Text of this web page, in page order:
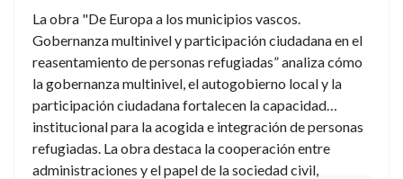
La obra "De Europa a los municipios vascos.
Gobernanza multinivel y participación ciudadana en el
reasentamiento de personas refugiadas” analiza cómo
la gobernanza multinivel, el autogobierno local y la
participación ciudadana fortalecen la capacidad
institucional para la acogida e integración de personas
refugiadas. La obra destaca la cooperación entre
administraciones y el papel de la sociedad civil,